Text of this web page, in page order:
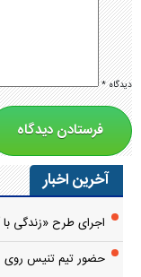
دیدگاه*
آخرین اخبار
اجرای طرح «زندگی
حضور تیم تنیس روی